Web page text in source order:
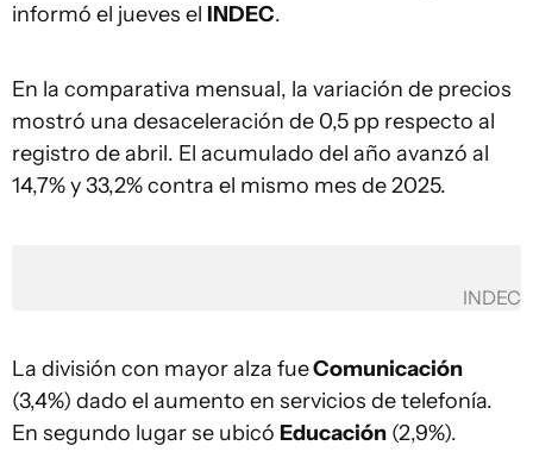
informó el jueves el INDEC.
En la comparativa mensual, la variación de precios
mostró una desaceleración de 0,5 pp respecto al
registro de abril. El acumulado del año avanzó al
14,7% y 33,2% contra el mismo mes de 2025.
INDEC
La división con mayor alza fueComunicación
(3,4%) dado el aumento en servicios de telefonía.
En segundo lugar se ubicó Educación (2,9%).